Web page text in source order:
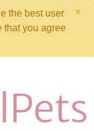
×
the best user
that you agree
leeg